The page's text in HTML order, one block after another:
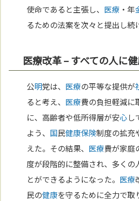
使命であると主張し、 医療 ・年
るための法案を次々と提出し続
医療改革 – すべての人に
公明党は、 医療の平等な提供が
ると考え、 医療費の負担軽減に
に、高齢者や低所得層が安心し
よう、 国民健康保険制度の拡充
えた。その結果、 医療費が家庭
度が段階的に整備され、多くの
とができるようになった。 医療
民の健康を守るために全力で取